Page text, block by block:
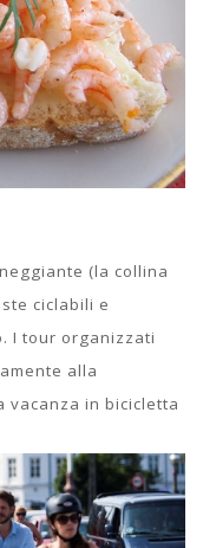
(la collina
ciclabili e
I tour organizzati
alla
in bicicletta